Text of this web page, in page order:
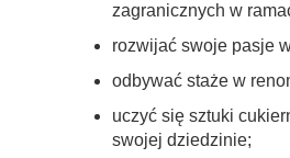
zagranicznych w
rozwijać swoje pasje
odbywać staże w
uczyć się sztuki
swojej dziedzinie;